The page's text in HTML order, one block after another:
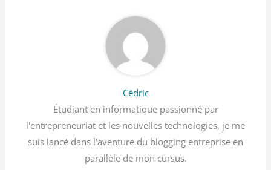
Cédric
Étudiant en informatique passionné par
l'entrepreneuriat et les nouvelles technologies, je me
suis lancé dans l'aventure du blogging entreprise en
parallèle de mon cursus.